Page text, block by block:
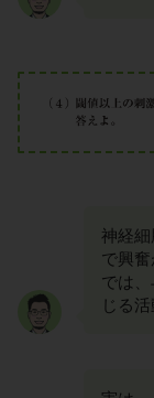
神経
で興奮
では
じる